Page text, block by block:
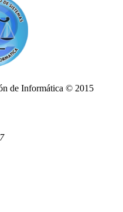
de Informática © 2015